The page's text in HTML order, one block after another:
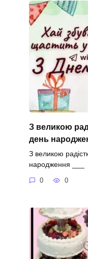
З великою
день
З великою
народження ___
0 0